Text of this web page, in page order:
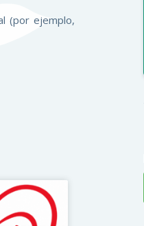
(por ejemplo,